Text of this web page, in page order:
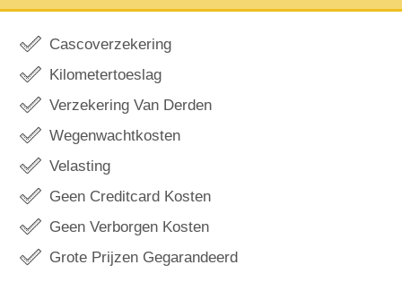
Cascoverzekering
Kilometertoeslag
Verzekering Van Derden
Wegenwachtkosten
Velasting
Geen Creditcard Kosten
Geen Verborgen Kosten
Grote Prijzen Gegarandeerd